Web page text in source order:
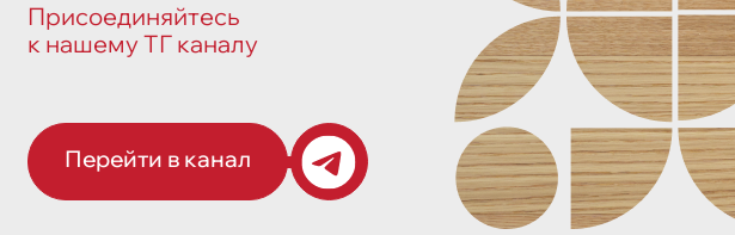
Присоединяйтесь
к нашему ТГ каналу
Перейти в канал